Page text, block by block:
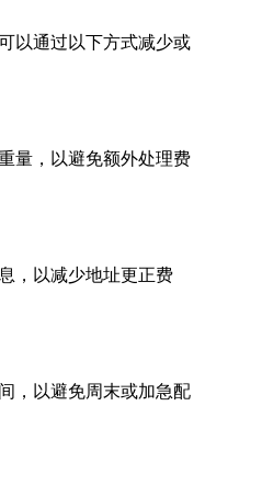
以通过以下方式减少或
量，以避免额外处理费
，以减少地址更正费
，以避免周末或加急配